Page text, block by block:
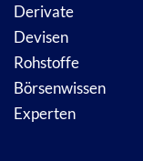
Derivate
Devisen
Rohstoffe
Börsenwissen
Experten